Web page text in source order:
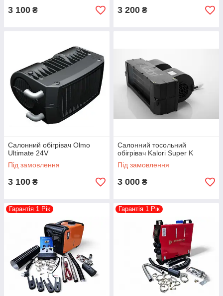
3 100 ₴ 3 200 ₴
Салонний обігрівач Olmo
Ultimate 24V
Під замовлення
3 100 ₴
Салонний тосольний
обігрівач Kalori Super K
Під замовлення
3 000 ₴
Гарантія 1 Рік Гарантія 1 Рік